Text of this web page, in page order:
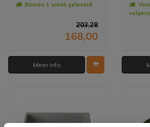
Binnen 1 week geleverd
203,28
168,00
Meer info